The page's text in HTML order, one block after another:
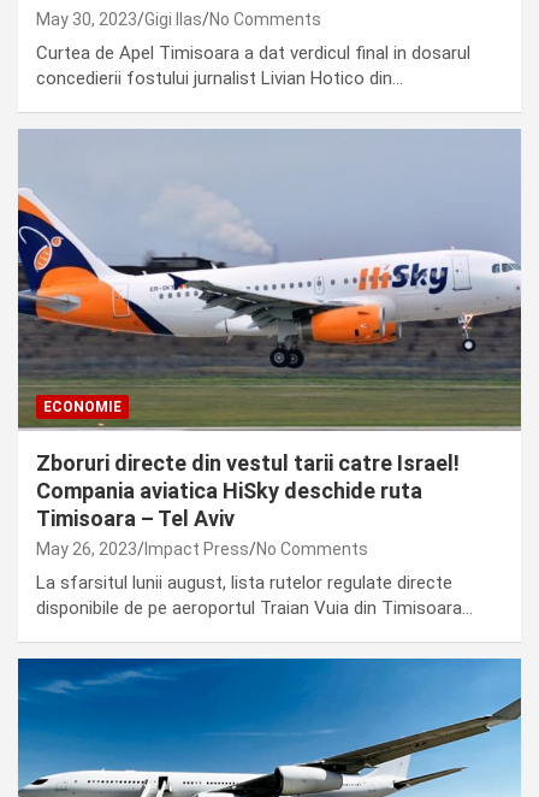
May 30, 2023 Gigi Ilas No Comments
Curtea de Apel Timisoara a dat verdicul final in dosarul
concedierii fostului jurnalist Livian Hotico din…
ECONOMIE
Zboruri directe din vestul tarii catre Israel!
Compania aviatica HiSky deschide ruta
Timisoara – Tel Aviv
May 26, 2023 Impact Press No Comments
La sfarsitul lunii august, lista rutelor regulate directe
disponibile de pe aeroportul Traian Vuia din Timisoara…